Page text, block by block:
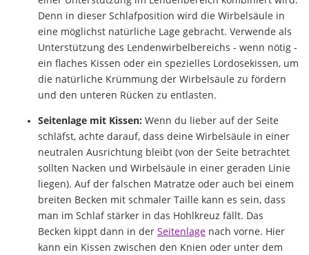
Denn in dieser Schlafposition wird die Wirbelsäule in
eine möglichst natürliche Lage gebracht. Verwende als
Unterstützung des Lendenwirbelbereichs - wenn nötig -
ein flaches Kissen oder ein spezielles Lordosekissen, um
die natürliche Krümmung der Wirbelsäule zu fördern
und den unteren Rücken zu entlasten.
Seitenlage mit Kissen: Wenn du lieber auf der Seite
schläfst, achte darauf, dass deine Wirbelsäule in einer
neutralen Ausrichtung bleibt (von der Seite betrachtet
sollten Nacken und Wirbelsäule in einer geraden Linie
liegen). Auf der falschen Matratze oder auch bei einem
breiten Becken mit schmaler Taille kann es sein, dass
man im Schlaf stärker in das Hohlkreuz fällt. Das
Becken kippt dann in der Seitenlage nach vorne. Hier
kann ein Kissen zwischen den Knien oder unter dem